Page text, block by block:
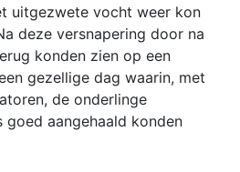
uitgezwete vocht weer kon
deze versnapering door na
konden zien op een
gezellige dag waarin, met
de onderlinge
goed aangehaald konden